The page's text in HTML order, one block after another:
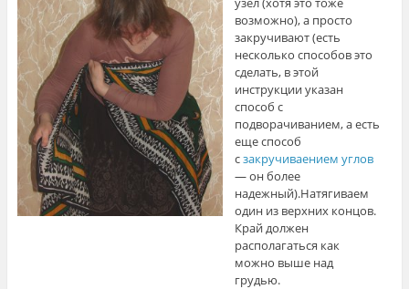
возможно), а просто
закручивают (есть
несколько способов это
сделать, в этой
инструкции указан
способ с
подворачиванием, а есть
еще способ
сзакручиваением углов
— он более
надежный).Натягиваем
один из верхних концов.
Край должен
располагаться как
можно выше над
грудью.